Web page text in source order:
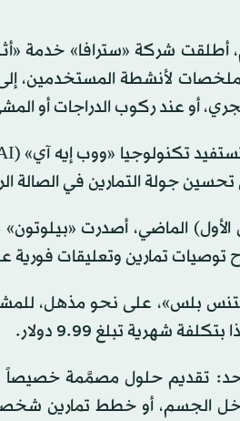
ملخصات لأنشطة المستخدمين،
أو عند ركوب الدراجات أو
تحسين جولة التمارين في الصالة
الماضي، أصدرت
تمارين وتعليقات فورية
بلس»، على نحو مذهل،
تبلغ 9.99 دولار.
تقديم حلول مصمَّمة
الجسم، أو خطط تمارين